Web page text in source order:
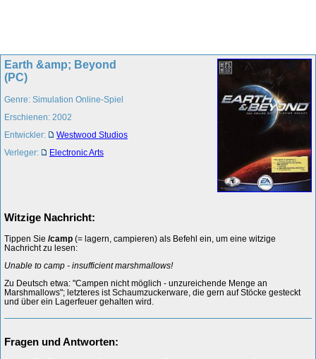
Earth &amp; Beyond
(PC)
Genre: Simulation Online-Spiel
Erschienen: 2002
Entwickler:
Westwood Studios
Verleger:
Electronic Arts
Witzige Nachricht:
Tippen Sie /camp (= lagern, campieren) als Befehl ein, um eine witzige
Nachricht zu lesen:
Unable to camp - insufficient marshmallows!
Zu Deutsch etwa: "Campen nicht möglich - unzureichende Menge an
Marshmallows"; letzteres ist Schaumzuckerware, die gern auf Stöcke gesteckt
und über ein Lagerfeuer gehalten wird.
Fragen und Antworten: